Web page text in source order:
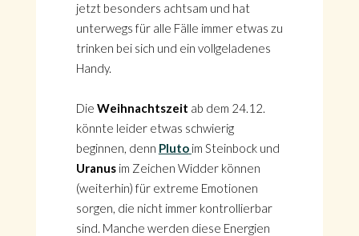
jetzt besonders achtsam und hat
unterwegs für alle Fälle immer etwas zu
trinken bei sich und ein vollgeladenes
Handy.
Die Weihnachtszeit ab dem 24.12.
könnte leider etwas schwierig
beginnen, denn Pluto im Steinbock und
Uranusim Zeichen Widder können
(weiterhin) für extreme Emotionen
sorgen, die nicht immer kontrollierbar
sind. Manche werden diese Energien